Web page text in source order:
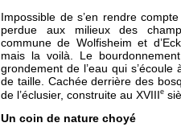
Impossible de s’en rendre
perdue aux milieux des
commune de Wolfisheim et
mais la voilà. Le
grondement de l’eau qui s’écoule
de taille. Cachée derrière des
de l’éclusier, construite au XVIIIe
Un coin de nature choyé